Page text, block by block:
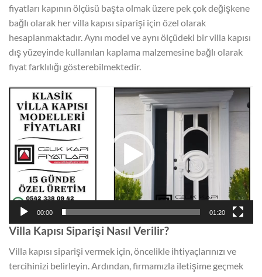
fiyatları kapının ölçüsü başta olmak üzere pek çok değişkene
bağlı olarak her villa kapısı siparişi için özel olarak
hesaplanmaktadır. Aynı model ve aynı ölçüdeki bir villa kapısı
dış yüzeyinde kullanılan kaplama malzemesine bağlı olarak
fiyat farklılığı gösterebilmektedir.
Video
oynatıcı
00:00 01:20
Villa Kapısı Siparişi Nasıl Verilir?
Villa kapısı siparişi vermek için, öncelikle ihtiyaçlarınızı ve
tercihinizi belirleyin. Ardından, firmamızla iletişime geçmek